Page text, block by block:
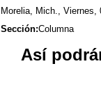
Morelia, Mich., Viernes,
Sección:Columna
Así